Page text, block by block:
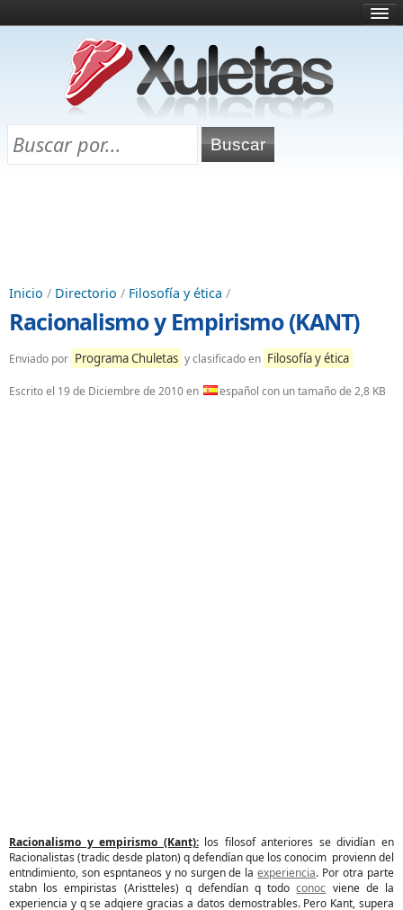
¿Qué es esto?
Directorio
Chuletas para exámenes
Inicio / Directorio / Filosofía y ética /
Racionalismo y Empirismo (KANT)
Enviado por Programa Chuletas y clasificado en Filosofía y ética
Escrito el 19 de Diciembre de 2010en español con un tamaño de 2,8 KB
Racionalismo y empirismo (Kant):los filosof anteriores se dividían en
Racionalistas (tradic desde platon) q defendían que los conocim provienn del
entndimiento, son espntaneos y no surgen de laexperiencia. Por otra parte
stabn los empiristas (Aristteles) q defendían q todoconoc viene de la
experiencia y q se adqiere gracias a datos demostrables. Pero Kant, supera